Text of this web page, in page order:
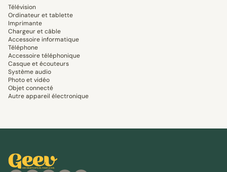
Télévision
Ordinateur et tablette
Imprimante
Chargeur et câble
Accessoire informatique
Téléphone
Accessoire téléphonique
Casque et écouteurs
Système audio
Photo et vidéo
Objet connecté
Autre appareil électronique